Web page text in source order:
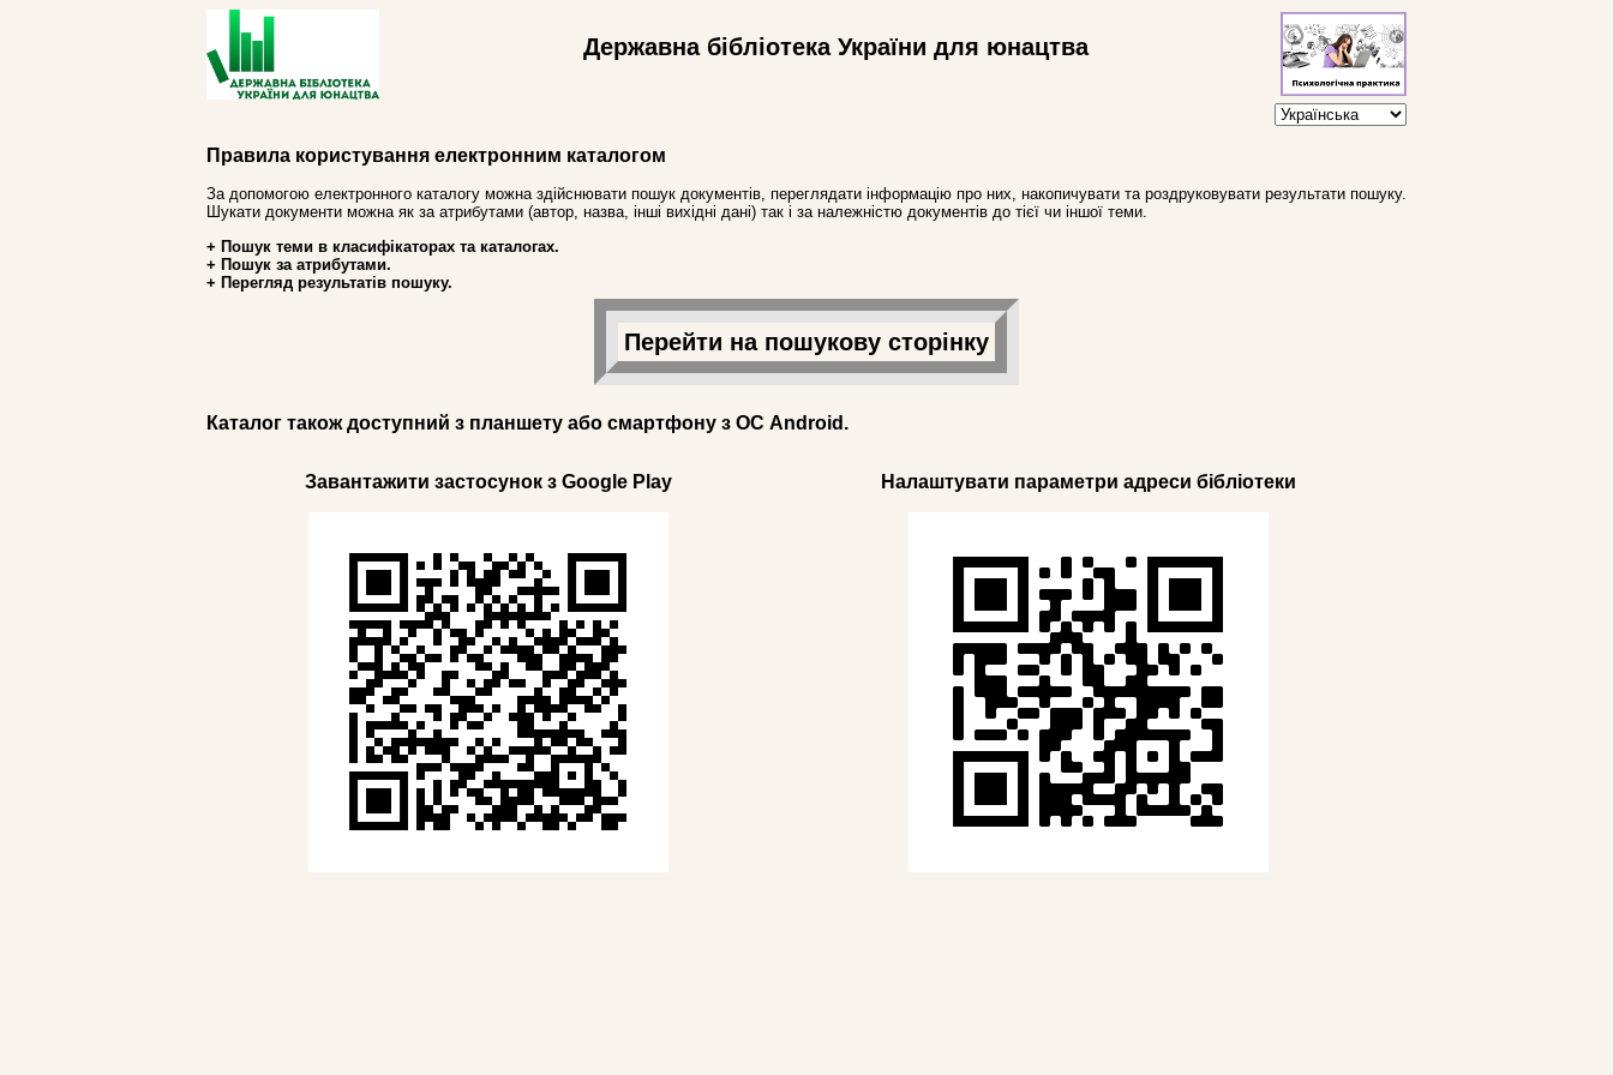
Державна бібліотека України для юнацтва
Правила користування електронним каталогом
За допомогою електронного каталогу можна здійснювати пошук документів, переглядати інформацію про них, накопичувати та роздруковувати результати пошуку.
Шукати документи можна як за атрибутами (автор, назва, інші вихідні дані) так і за належністю документів до тієї чи іншої теми.
+ Пошук теми в класифікаторах та каталогах.
+ Пошук за атрибутами.
+ Перегляд результатів пошуку.
Перейти на пошукову сторінку
Каталог також доступний з планшету або смартфону з ОС Android.
Завантажити застосунок з Google Play Налаштувати параметри адреси бібліотеки